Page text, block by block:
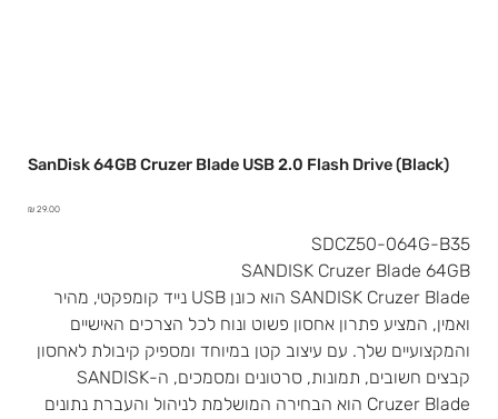
SanDisk 64GB Cruzer Blade USB 2.0 Flash Drive (Black)
מחיר ‏29.00 ‏₪
SDCZ50-064G-B35
SANDISK Cruzer Blade 64GB
SANDISK Cruzer Blade הוא כונן USB נייד קומפקטי, מהיר
ואמין, המציע פתרון אחסון פשוט ונוח לכל הצרכים האישיים
והמקצועיים שלך. עם עיצוב קטן במיוחד ומספיק קיבולת לאחסון
קבצים חשובים, תמונות, סרטונים ומסמכים, ה-SANDISK
Cruzer Blade הוא הבחירה המושלמת לניהול והעברת נתונים